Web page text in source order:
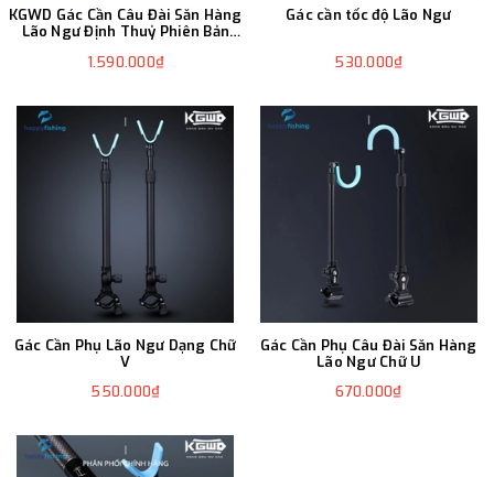
KGWD Gác Cần Câu Đài Săn Hàng
Lão Ngư Định Thuỷ Phiên Bản
1.590.000₫
Gác cần tốc độ Lão Ngư
530.000₫
Gác Cần Phụ Lão Ngư Dạng Chữ
V
550.000₫
Gác Cần Phụ Câu Đài Săn Hàng
Lão Ngư Chữ U
670.000₫